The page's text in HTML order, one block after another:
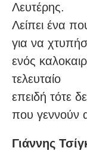
Λευτέρης.
Λείπει ένα
για να
ενός
τελευταίο
επειδή τότε
που γεννούν
Γιάννης